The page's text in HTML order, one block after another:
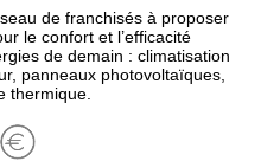
de franchisés à proposer
le confort et l’efficacité
de demain : climatisation
panneaux photovoltaïques,
thermique.